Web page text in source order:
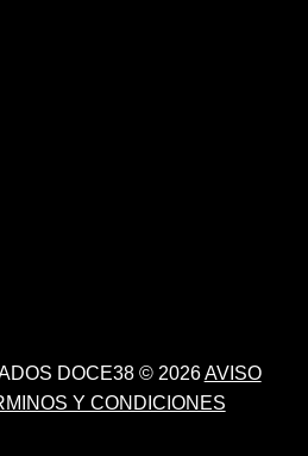
DOCE38 © 2026AVISO
Y CONDICIONES